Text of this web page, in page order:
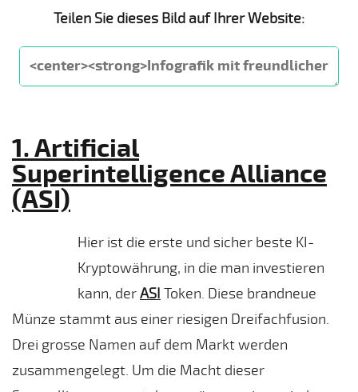
Teilen Sie dieses Bild auf Ihrer Website:
1. Artificial
Superintelligence Alliance
(ASI)
Hier ist die erste und sicher beste KI-
Kryptowährung, in die man investieren
kann, derASI Token. Diese brandneue
Münze stammt aus einer riesigen Dreifachfusion.
Drei grosse Namen auf dem Markt werden
zusammengelegt. Um die Macht dieser